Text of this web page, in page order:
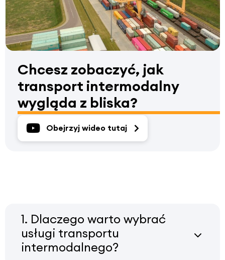
Chcesz zobaczyć, jak
transport intermodalny
wygląda z bliska?
Obejrzyj wideo tutaj
1. Dlaczego warto wybrać
usługi transportu
intermodalnego?